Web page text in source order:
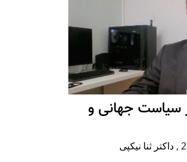
جهانی و
, داکتر ثنا نیکپی